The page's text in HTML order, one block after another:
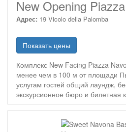
New Opening
Адрес: 19 Vicolo della Palomba
Показать цены
Комплекс New Facing Piazza
менее чем в 100 м от площади
услугам гостей общий лаундж,
экскурсионное бюро и билетная